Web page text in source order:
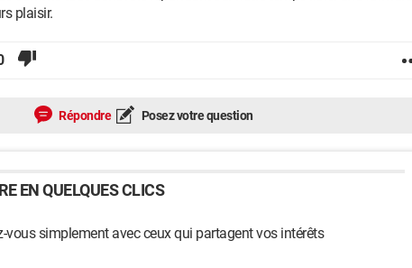
plaisir.
Répondre Posez votre question
EN QUELQUES CLICS
vous simplement avec ceux qui partagent vos intérêts